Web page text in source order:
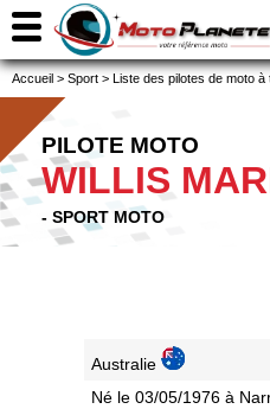
Accueil > Sport > Liste des pilotes de moto
PILOTE MOTO
WILLIS
- SPORT MOTO
Australie
Né le 03/05/1976 à